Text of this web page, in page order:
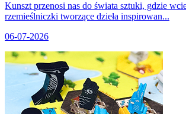
Kunszt przenosi nas do świata sztuki, gdzie
rzemieślniczki tworzące dzieła inspirowan...
06-07-2026